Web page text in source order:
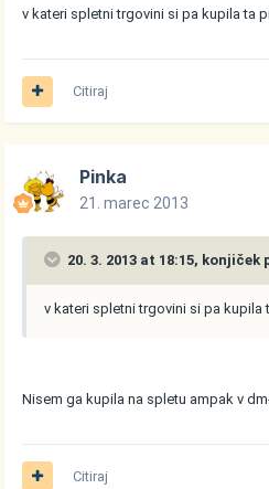
v kateri spletni trgovini si pa kupila ta
Citiraj
Pinka
21. marec 2013
20. 3. 2013 at 18:15, konjiček
v kateri spletni trgovini si pa kupila
Nisem ga kupila na spletu ampak v
Citiraj